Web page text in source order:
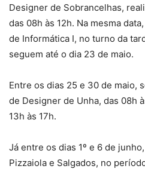
Designer de Sobrancelhas,
das 08h às 12h. Na mesma
de Informática I, no turno da
seguem até o dia 23 de maio.
Entre os dias 25 e 30 de maio,
de Designer de Unha, das 08h
13h às 17h.
Já entre os dias 1º e 6 de
Pizzaiola e Salgados, no